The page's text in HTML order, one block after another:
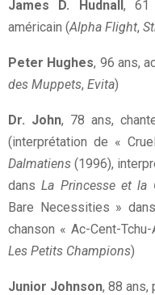
James D. Hudnall, 61
américain (Alpha Flight,
Peter Hughes, 96 ans,
des Muppets, Evita)
Dr. John, 78 ans,
(interprétation de «
Dalmatiens (1996),
dansLa Princesse et la
Bare Necessities »
chanson « Ac-Cent-
Les Petits Champions)
Junior Johnson, 88 ans,